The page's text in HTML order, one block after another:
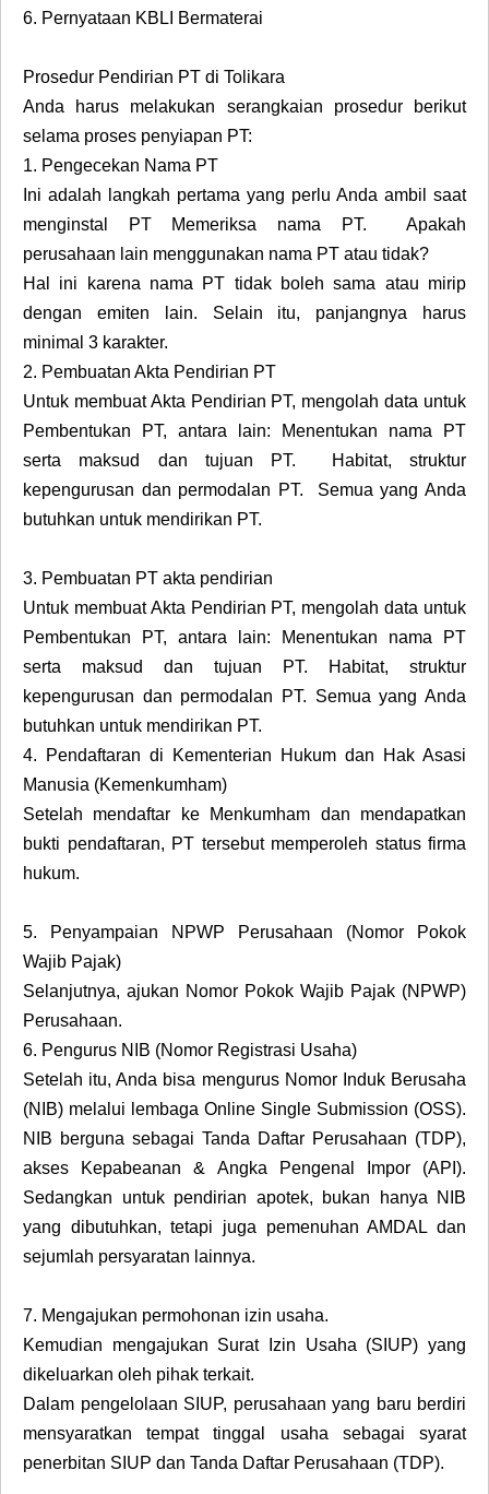
6. Pernyataan KBLI Bermaterai
Prosedur Pendirian PT di Tolikara
Anda harus melakukan serangkaian prosedur berikut
selama proses penyiapan PT:
1. Pengecekan Nama PT
Ini adalah langkah pertama yang perlu Anda ambil saat
menginstal PT Memeriksa nama PT. Apakah
perusahaan lain menggunakan nama PT atau tidak?
Hal ini karena nama PT tidak boleh sama atau mirip
dengan emiten lain. Selain itu, panjangnya harus
minimal 3 karakter.
2. Pembuatan Akta Pendirian PT
Untuk membuat Akta Pendirian PT, mengolah data untuk
Pembentukan PT, antara lain: Menentukan nama PT
serta maksud dan tujuan PT. Habitat, struktur
kepengurusan dan permodalan PT. Semua yang Anda
butuhkan untuk mendirikan PT.
3. Pembuatan PT akta pendirian
Untuk membuat Akta Pendirian PT, mengolah data untuk
Pembentukan PT, antara lain: Menentukan nama PT
serta maksud dan tujuan PT. Habitat, struktur
kepengurusan dan permodalan PT. Semua yang Anda
butuhkan untuk mendirikan PT.
4.
Pendaftaran di Kementerian Hukum dan Hak Asasi
Manusia (Kemenkumham)
Setelah mendaftar ke Menkumham dan mendapatkan
bukti pendaftaran, PT tersebut memperoleh status firma
hukum.
5.
Penyampaian NPWP Perusahaan (Nomor Pokok
Wajib Pajak)
Selanjutnya, ajukan Nomor Pokok Wajib Pajak (NPWP)
Perusahaan.
6. Pengurus NIB (Nomor Registrasi Usaha)
Setelah itu, Anda bisa mengurus Nomor Induk Berusaha
(NIB) melalui lembaga Online Single Submission (OSS).
NIB berguna sebagai Tanda Daftar Perusahaan (TDP),
akses Kepabeanan & Angka Pengenal Impor (API).
Sedangkan untuk pendirian apotek, bukan hanya NIB
yang dibutuhkan, tetapi juga pemenuhan AMDAL dan
sejumlah persyaratan lainnya.
7. Mengajukan permohonan izin usaha.
Kemudian mengajukan Surat Izin Usaha (SIUP) yang
dikeluarkan oleh pihak terkait.
Dalam pengelolaan SIUP, perusahaan yang baru berdiri
mensyaratkan tempat tinggal usaha sebagai syarat
penerbitan SIUP dan Tanda Daftar Perusahaan (TDP).